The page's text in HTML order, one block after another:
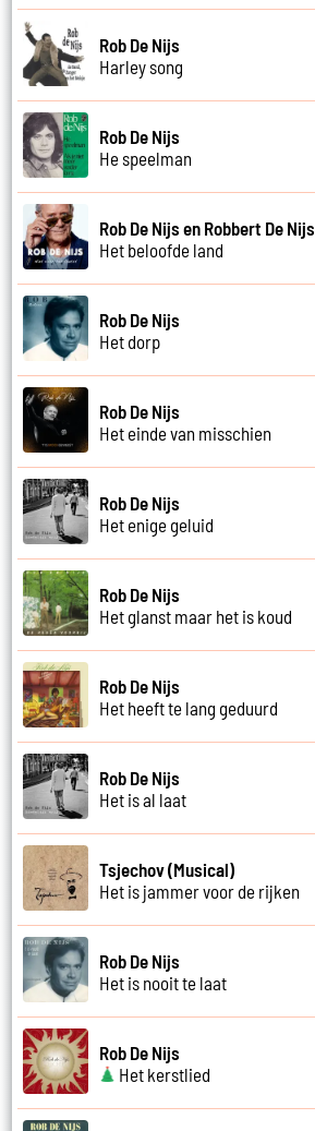
Rob De Nijs
Harley song
Rob De Nijs
He speelman
Rob De Nijs en Robbert De Nijs
Het beloofde land
Rob De Nijs
Het dorp
Rob De Nijs
Het einde van misschien
Rob De Nijs
Het enige geluid
Rob De Nijs
Het glanst maar het is koud
Rob De Nijs
Het heeft te lang geduurd
Rob De Nijs
Het is al laat
Tsjechov (Musical)
Het is jammer voor de rijken
Rob De Nijs
Het is nooit te laat
Rob De Nijs
Het kerstlied